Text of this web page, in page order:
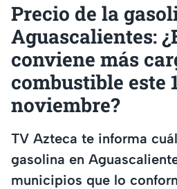
Precio de la
Aguascalientes:
conviene más
combustible este
noviembre?
TV Azteca te informa
gasolina en
municipios que lo